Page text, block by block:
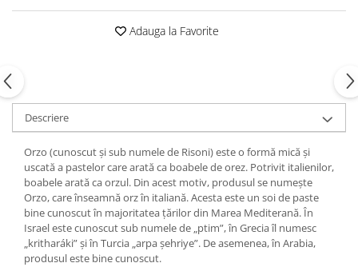
Adauga la Favorite
Descriere
Orzo (cunoscut și sub numele de Risoni) este o formă mică și
uscată a pastelor care arată ca boabele de orez. Potrivit italienilor,
boabele arată ca orzul. Din acest motiv, produsul se numește
Orzo, care înseamnă orz în italiană. Acesta este un soi de paste
bine cunoscut în majoritatea țărilor din Marea Mediterană. În
Israel este cunoscut sub numele de „ptim”, în Grecia îl numesc
„kritharáki” și în Turcia „arpa șehriye”. De asemenea, în Arabia,
produsul este bine cunoscut.